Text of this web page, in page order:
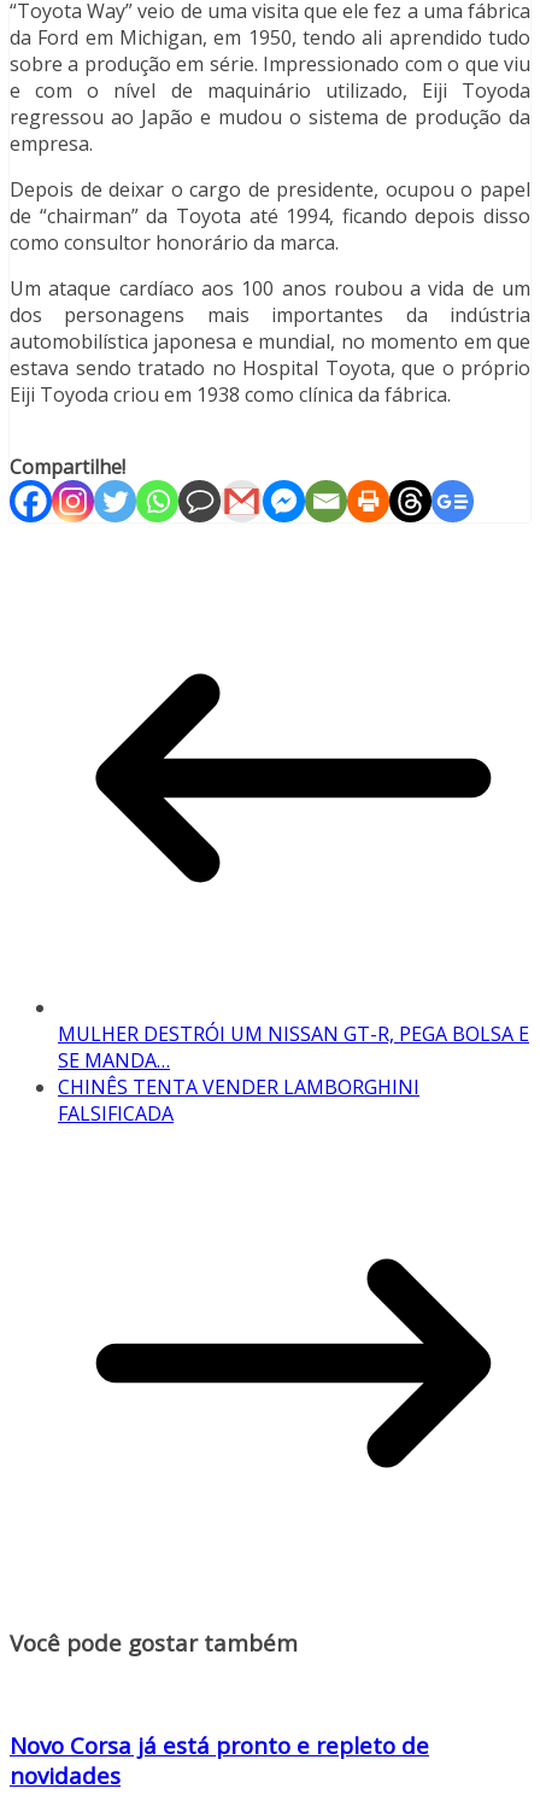
“Toyota Way” veio de uma visita que ele fez a uma fábrica
da Ford em Michigan, em 1950, tendo ali aprendido tudo
sobre a produção em série. Impressionado com o que viu
e com o nível de maquinário utilizado, Eiji Toyoda
regressou ao Japão e mudou o sistema de produção da
empresa.
Depois de deixar o cargo de presidente, ocupou o papel
de “chairman” da Toyota até 1994, ficando depois disso
como consultor honorário da marca.
Um ataque cardíaco aos 100 anos roubou a vida de um
dos personagens mais importantes da indústria
automobilística japonesa e mundial, no momento em que
estava sendo tratado no Hospital Toyota, que o próprio
Eiji Toyoda criou em 1938 como clínica da fábrica.
Compartilhe!
MULHER DESTRÓI UM NISSAN GT-R, PEGA BOLSA E
SE MANDA…
CHINÊS TENTA VENDER LAMBORGHINI
FALSIFICADA
Você pode gostar também
Novo Corsa já está pronto e repleto de
novidades